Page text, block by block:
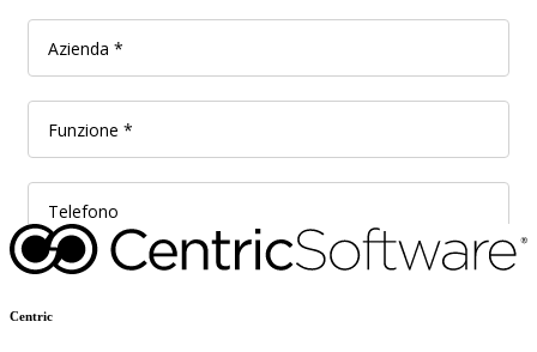
Centric